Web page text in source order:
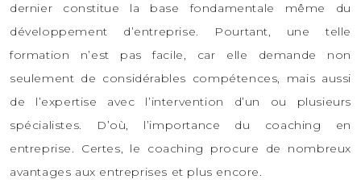
dernier constitue la base fondamentale même du
développement d’entreprise. Pourtant, une telle
formation n’est pas facile, car elle demande non
seulement de considérables compétences, mais aussi
de l’expertise avec l’intervention d’un ou plusieurs
spécialistes. D’où, l’importance du coaching en
entreprise. Certes, le coaching procure de nombreux
avantages aux entreprises et plus encore.